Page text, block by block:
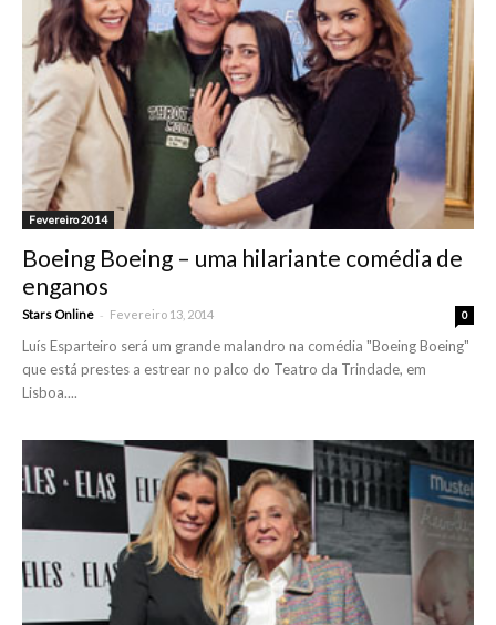
Fevereiro 2014
Boeing Boeing – uma hilariante comédia de
enganos
Stars Online - Fevereiro 13, 2014 0
Luís Esparteiro será um grande malandro na comédia "Boeing Boeing"
que está prestes a estrear no palco do Teatro da Trindade, em
Lisboa....